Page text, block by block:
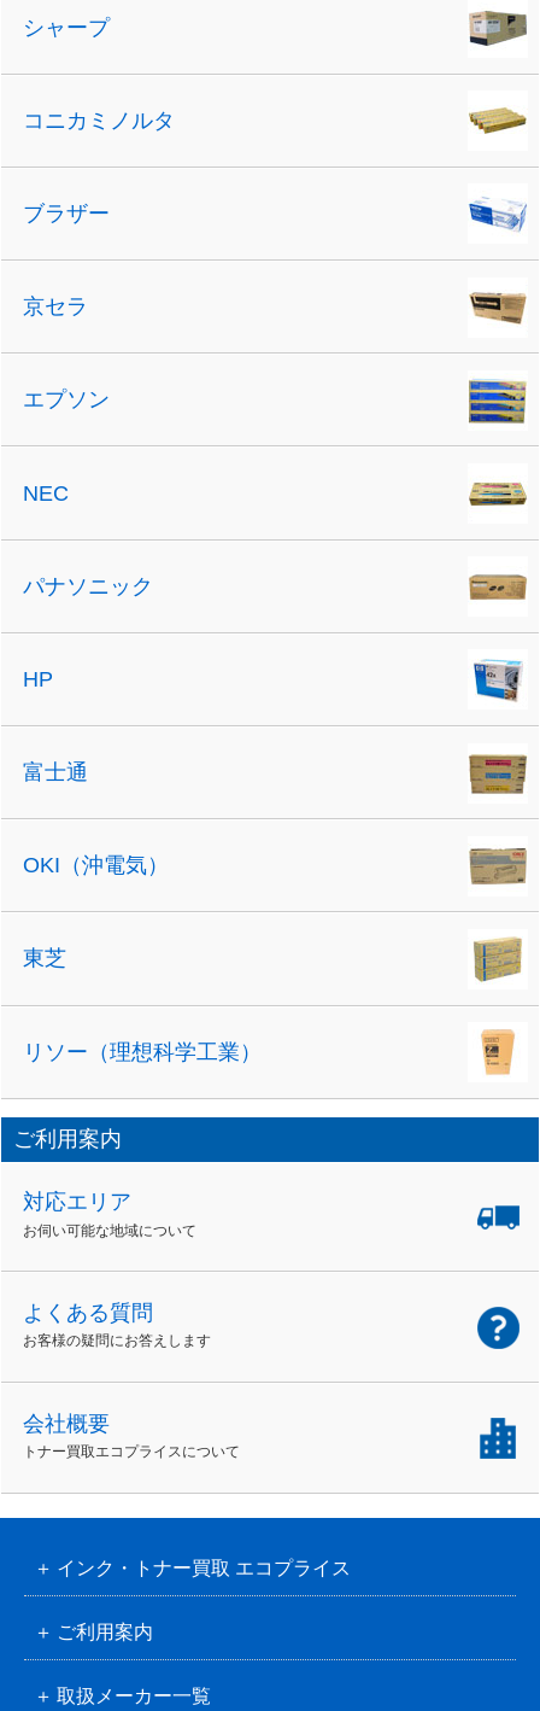
シャープ
コニカミノルタ
ブラザー
京セラ
エプソン
NEC
パナソニック
HP
富士通
OKI（沖電気）
東芝
リソー（理想科学工業）
ご利用案内
対応エリア
お伺い可能な地域について
よくある質問
お客様の疑問にお答えします
会社概要
トナー買取エコプライスについて
インク・トナー買取 エコプライス
ご利用案内
取扱メーカー一覧